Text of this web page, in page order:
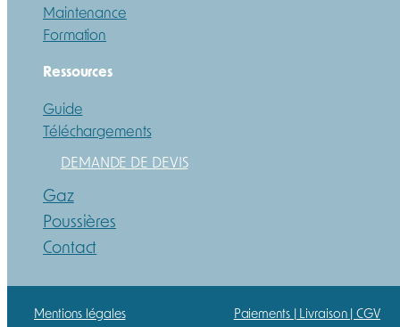
Maintenance
Formation
Ressources
Guide
Téléchargements
DEMANDE DE DEVIS
Gaz
Poussières
Contact
Mentions légales
Paiements | Livraison | CGV